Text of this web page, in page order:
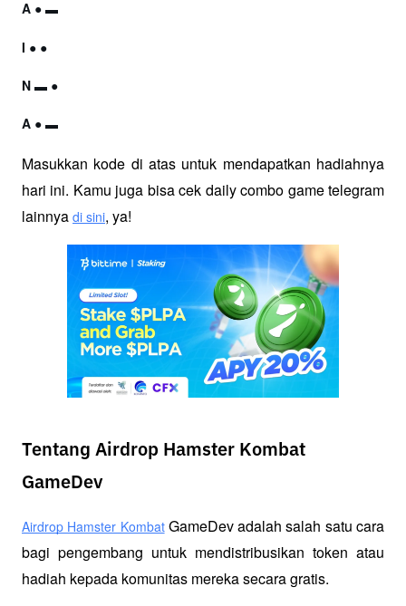
A ● ▬
I ● ●
N ▬ ●
A ● ▬
Masukkan kode di atas untuk mendapatkan hadiahnya
hari ini. Kamu juga bisa cek daily combo game telegram
lainnya di sini, ya!
Tentang Airdrop Hamster Kombat
GameDev
Airdrop Hamster Kombat GameDev adalah salah satu cara
bagi pengembang untuk mendistribusikan token atau
hadiah kepada komunitas mereka secara gratis.